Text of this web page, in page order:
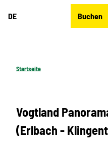
DE Buchen
Startseite
Vogtland
(Erlbach -